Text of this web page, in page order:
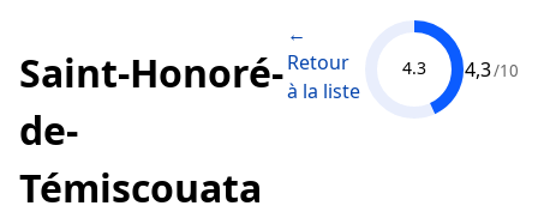
Saint-Honoré-
de-
Témiscouata
←
Retour
à la liste
4.3 4,3/10